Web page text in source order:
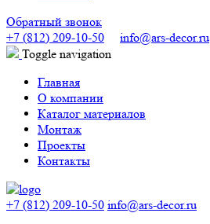
Обратный звонок
+7 (812) 209-10-50
info@ars-decor.ru
Toggle navigation
Главная
О компании
Каталог материалов
Монтаж
Проекты
Контакты
+7 (812) 209-10-50 info@ars-decor.ru